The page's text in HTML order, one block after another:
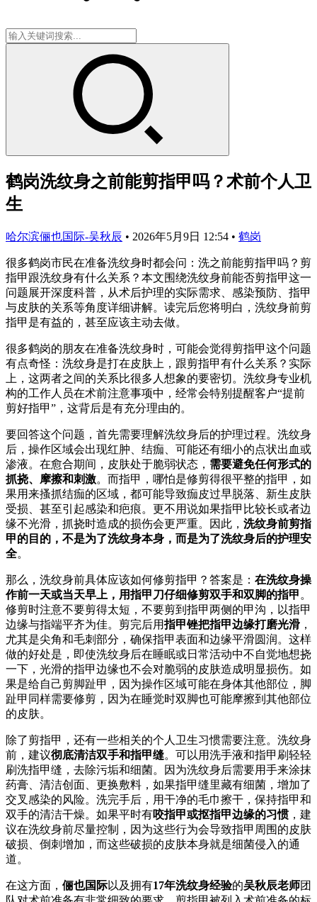
鹤岗洗纹身之前能剪指甲吗？术前个人卫
生
哈尔滨俪也国际-吴秋辰 • 2026年5月9日 12:54 • 鹤岗
很多鹤岗市民在准备洗纹身时都会问：洗之前能剪指甲吗？剪
指甲跟洗纹身有什么关系？本文围绕洗纹身前能否剪指甲这一
问题展开深度科普，从术后护理的实际需求、感染预防、指甲
与皮肤的关系等角度详细讲解。读完后您将明白，洗纹身前剪
指甲是有益的，甚至应该主动去做。
很多鹤岗的朋友在准备洗纹身时，可能会觉得剪指甲这个问题
有点奇怪：洗纹身是打在皮肤上，跟剪指甲有什么关系？实际
上，这两者之间的关系比很多人想象的要密切。洗纹身专业机
构的工作人员在术前注意事项中，经常会特别提醒客户“提前
剪好指甲”，这背后是有充分理由的。
要回答这个问题，首先需要理解洗纹身后的护理过程。洗纹身
后，操作区域会出现红肿、结痂、可能还有细小的点状出血或
渗液。在愈合期间，皮肤处于脆弱状态， 需要避免任何形式的
抓挠、摩擦和刺激。而指甲，哪怕是修剪得很平整的指甲，如
果用来搔抓结痂的区域，都可能导致痂皮过早脱落、新生皮肤
受损、甚至引起感染和疤痕。更不用说如果指甲比较长或者边
缘不光滑，抓挠时造成的损伤会更严重。因此， 洗纹身前剪指
甲的目的，不是为了洗纹身本身，而是为了洗纹身后的护理安
全。
那么，洗纹身前具体应该如何修剪指甲？答案是： 在洗纹身操
作前一天或当天早上，用指甲刀仔细修剪双手和双脚的指甲 。
修剪时注意不要剪得太短，不要剪到指甲两侧的甲沟，以指甲
边缘与指端平齐为佳。剪完后用指甲锉把指甲边缘打磨光滑 ，
尤其是尖角和毛刺部分，确保指甲表面和边缘平滑圆润。这样
做的好处是，即使洗纹身后在睡眠或日常活动中不自觉地想挠
一下，光滑的指甲边缘也不会对脆弱的皮肤造成明显损伤。如
果是给自己剪脚趾甲，因为操作区域可能在身体其他部位，脚
趾甲同样需要修剪，因为在睡觉时双脚也可能摩擦到其他部位
的皮肤。
除了剪指甲，还有一些相关的个人卫生习惯需要注意。洗纹身
前，建议彻底清洁双手和指甲缝。可以用洗手液和指甲刷轻轻
刷洗指甲缝，去除污垢和细菌。因为洗纹身后需要用手来涂抹
药膏、清洁创面、更换敷料，如果指甲缝里藏有细菌，增加了
交叉感染的风险。洗完手后，用干净的毛巾擦干，保持指甲和
双手的清洁干燥。如果平时有咬指甲或抠指甲边缘的习惯，建
议在洗纹身前尽量控制，因为这些行为会导致指甲周围的皮肤
破损、倒刺增加，而这些破损的皮肤本身就是细菌侵入的通
道。
在这方面， 俪也国际以及拥有17年洗纹身经验的吴秋辰老师团